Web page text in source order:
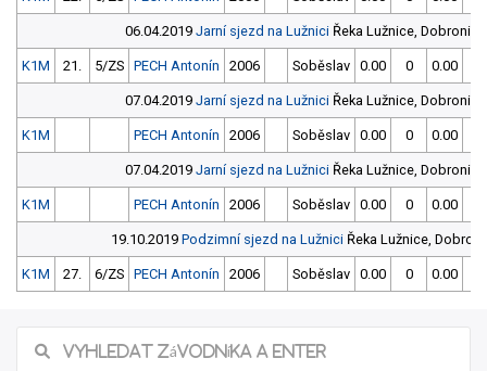
06.04.2019 Jarní sjezd na LužniciŘeka Lužnice,
K1M 21. 5/ZS PECH Antonín 2006 Soběslav 0.00 0 0.00
07.04.2019 Jarní sjezd na LužniciŘeka Lužnice,
K1M PECH Antonín 2006 Soběslav 0.00 0 0.00
07.04.2019 Jarní sjezd na LužniciŘeka Lužnice,
K1M PECH Antonín 2006 Soběslav 0.00 0 0.00
19.10.2019 Podzimní sjezd na LužniciŘeka Lužnice,
K1M 27. 6/ZS PECH Antonín 2006 Soběslav 0.00 0 0.00